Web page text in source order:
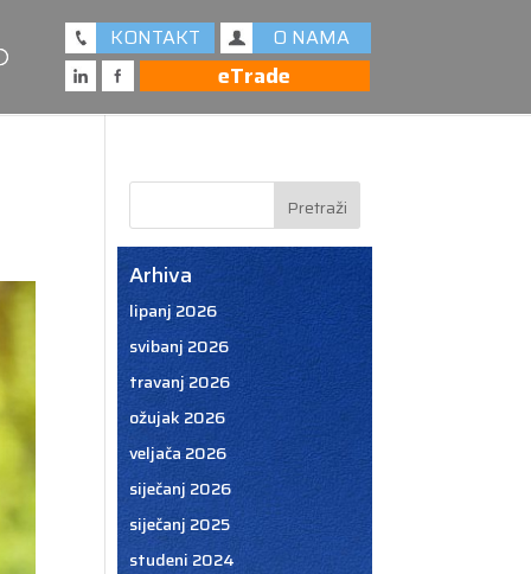
KONTAKT O NAMA
eTrade
Arhiva
lipanj 2026
svibanj 2026
travanj 2026
ožujak 2026
veljača 2026
siječanj 2026
siječanj 2025
studeni 2024